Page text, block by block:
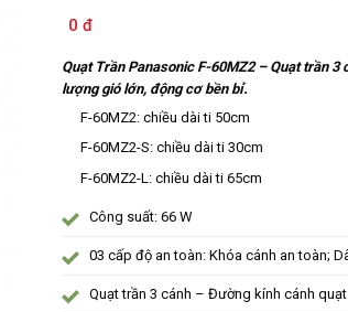
0 đ
Quạt Trần Panasonic F-60MZ2 – Quạt trần 3
lượng gió lớn, động cơ bền bỉ.
F-60MZ2: chiều dài ti 50cm
F-60MZ2-S: chiều dài ti 30cm
F-60MZ2-L: chiều dài ti 65cm
Công suất: 66 W
03 cấp độ an toàn: Khóa cánh an toàn;
Quạt trần 3 cánh – Đường kính cánh